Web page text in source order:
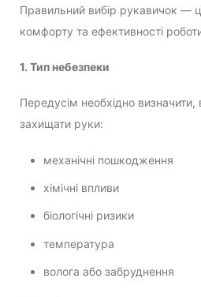
Правильний вибір рукавичок —
комфорту та ефективності
1. Тип небезпеки
Передусім необхідно визначити,
захищати руки:
механічні пошкодження
хімічні впливи
біологічні ризики
температура
волога або забруднення